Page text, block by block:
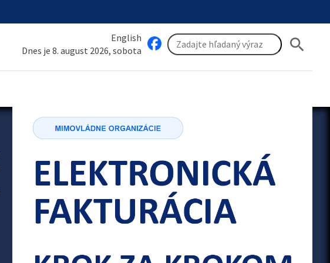
English
Dnes je 8. august 2026, sobota
search